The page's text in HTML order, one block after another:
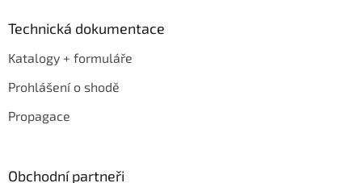
Technická dokumentace
Katalogy + formuláře
Prohlášení o shodě
Propagace
Obchodní partneři